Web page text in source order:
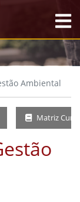
Ambiental
Matriz